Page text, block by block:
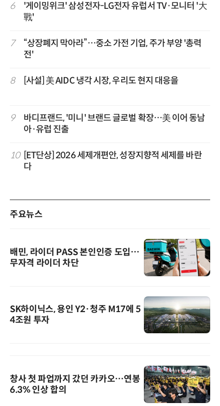
6
'게이밍위크' 삼성전자-LG전자 유럽서 TV·모니터 '大
戰'
7
“상장폐지 막아라”…중소 가전 기업, 주가 부양 '총력
전'
8 [사설] 美 AIDC 냉각 시장, 우리도 현지 대응을
9
바디프랜드, '미니' 브랜드 글로벌 확장…美 이어 동남
아·유럽 진출
10
[ET단상] 2026 세제개편안, 성장지향적 세제를 바란
다
주요뉴스
배민, 라이더 PASS 본인인증 도입…
무자격 라이더 차단
SK하이닉스, 용인 Y2·청주 M17에 5
4조원 투자
창사 첫 파업까지 갔던 카카오…연봉
6.3% 인상 합의